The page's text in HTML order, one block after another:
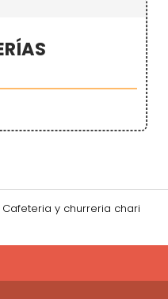
Cafeteria y churreria chari